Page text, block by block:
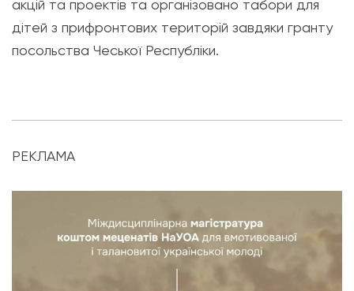
акцій та проектів та організовано табори для
дітей з прифронтових територій завдяки гранту
посольства Чеської Республіки.
РЕКЛАМА